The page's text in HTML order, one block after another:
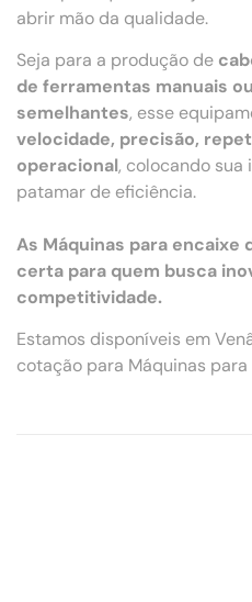
abrir mão da qualidade.
Seja para a produção de
de ferramentas manuais
semelhantes, esse
velocidade, precisão,
operacional, colocando sua
patamar de eficiência.
As Máquinas para encaixe
certa para quem busca
competitividade.
Estamos disponíveis em
cotação para Máquinas